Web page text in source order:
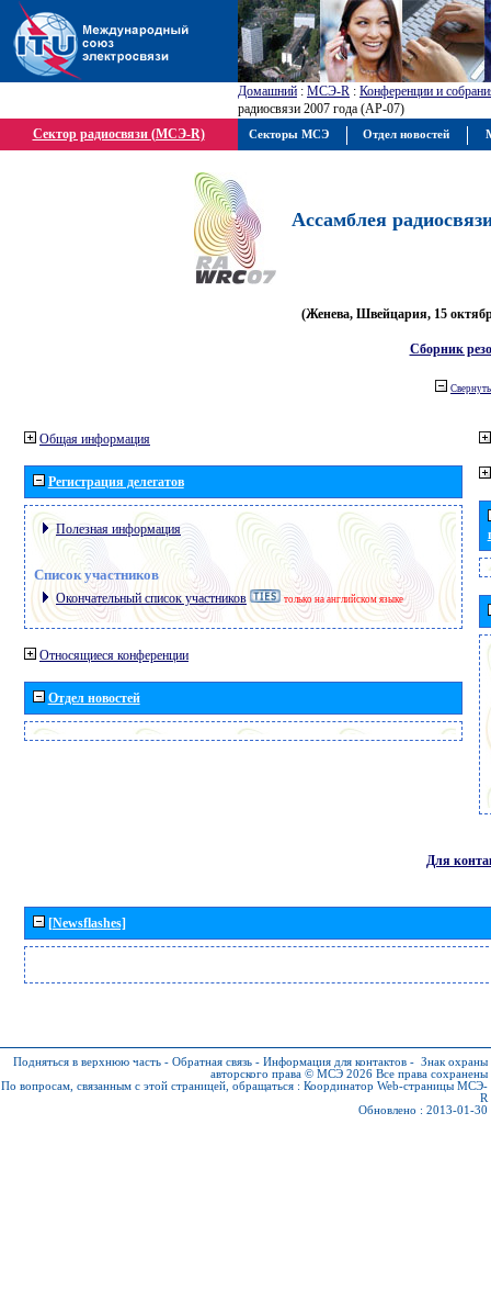
Домашний : МСЭ-R : Конференции и
радиосвязи 2007 года (АР-07)
Сектор радиосвязи (МСЭ-R)
Ассамблея
(Женева, Швейцария, 15
Сборник
Свернуть
Общая информация
Регистрация делегатов
Полезная информация
Список участников
Окончательный список участников только на английском языке
Относящиеся конференции
Отдел новостей
Для
[Newsflashes]
Подняться в верхнюю часть - Обратная связь - Информация для контактов - Знак охраны
авторского права © МСЭ 2026 Все права сохранены
По вопросам, связанным с этой страницей, обращаться : Координатор Web-страницы МСЭ-
R
Обновлено : 2013-01-30
Секторы МСЭ Отдел новостей